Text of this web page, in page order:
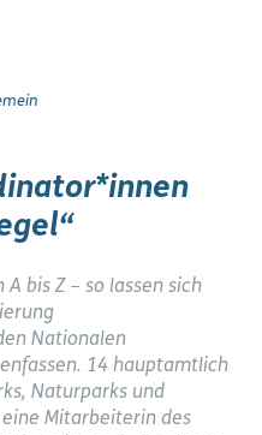
bis Z – so lassen sich
Nationalen
14 hauptamtlich
Naturparks und
Mitarbeiterin des